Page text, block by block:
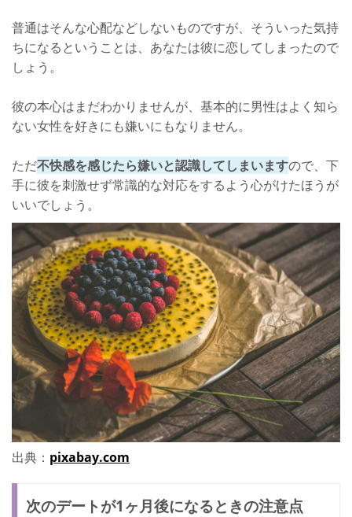
普通はそんな心配などしないものですが、そういった気持
ちになるということは、あなたは彼に恋してしまったので
しょう。
彼の本心はまだわかりませんが、基本的に男性はよく知ら
ない女性を好きにも嫌いにもなりません。
ただ不快感を感じたら嫌いと認識してしまいますので、下
手に彼を刺激せず常識的な対応をするよう心がけたほうが
いいでしょう。
出典： pixabay.com
次のデートが1ヶ月後になるときの注意点